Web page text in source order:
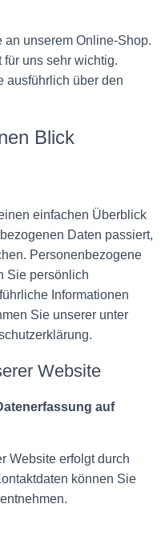
an unserem Online-Shop.
für uns sehr wichtig.
ausführlich über den
Blick
einfachen Überblick
Daten passiert,
Personenbezogene
Sie persönlich
Informationen
Sie unserer unter
Website
auf
Website erfolgt durch
können Sie